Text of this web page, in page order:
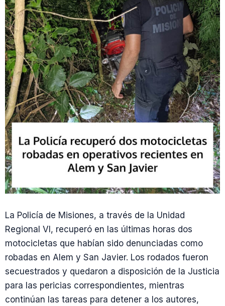
La Policía de Misiones, a través de la Unidad
Regional VI, recuperó en las últimas horas dos
motocicletas que habían sido denunciadas como
robadas en Alem y San Javier. Los rodados fueron
secuestrados y quedaron a disposición de la Justicia
para las pericias correspondientes, mientras
continúan las tareas para detener a los autores,